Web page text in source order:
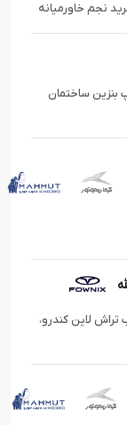
نجم خاورمیانه
بنزین ساختمان
لاین کندرو،